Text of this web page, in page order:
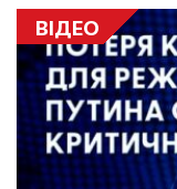
ВІДЕО